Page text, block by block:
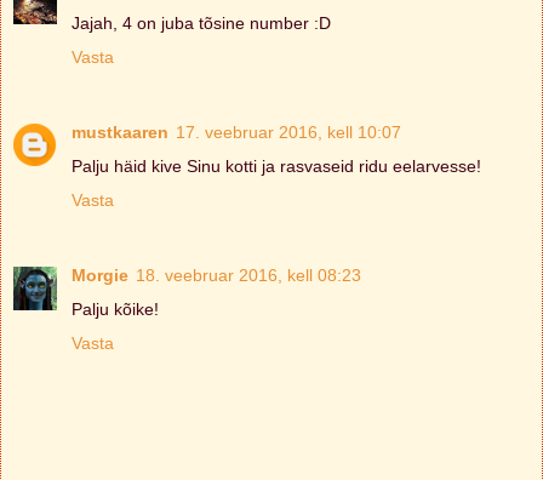
Jajah, 4 on juba tõsine number :D
Vasta
mustkaaren 17. veebruar 2016, kell 10:07
Palju häid kive Sinu kotti ja rasvaseid ridu eelarvesse!
Vasta
Morgie 18. veebruar 2016, kell 08:23
Palju kõike!
Vasta